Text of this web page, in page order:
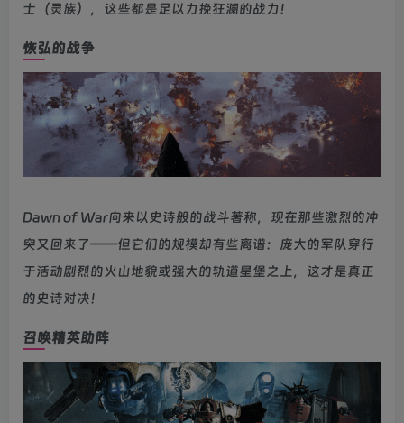
士（灵族），这些都是足以力挽狂澜的战力！
恢弘的战争
Dawn of War向来以史诗般的战斗著称，现在那些激烈的冲
突又回来了——但它们的规模却有些离谱：庞大的军队穿行
于活动剧烈的火山地貌或强大的轨道星堡之上，这才是真正
的史诗对决！
召唤精英助阵